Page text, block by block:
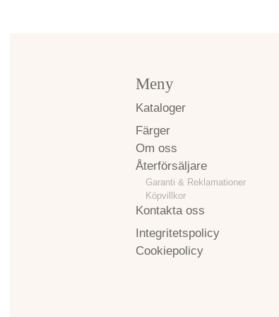
Meny
Kataloger
Färger
Om oss
Återförsäljare
Garanti & Reklamationer
Köpvillkor
Kontakta oss
Integritetspolicy
Cookiepolicy